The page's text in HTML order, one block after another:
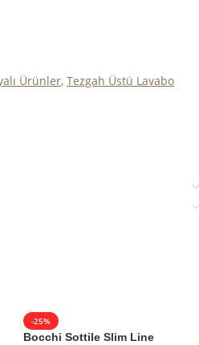
Ürünler, Tezgah Üstü Lavabo
-25%
Bocchi Sottile Slim Line